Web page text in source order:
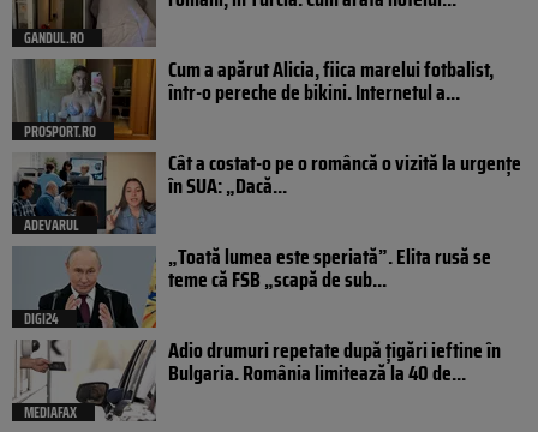
GANDUL.RO
PROSPORT.RO
Cum a apărut Alicia, fiica marelui fotbalist,
într-o pereche de bikini. Internetul a...
ADEVARUL
Cât a costat-o pe o româncă o vizită la urgențe
în SUA: „Dacă...
DIGI24
„Toată lumea este speriată”. Elita rusă se
teme că FSB „scapă de sub...
MEDIAFAX
Adio drumuri repetate după țigări ieftine în
Bulgaria. România limitează la 40 de...